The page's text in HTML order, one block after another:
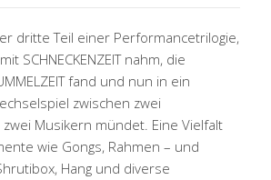
dritte Teil einer Performancetrilogie,
SCHNECKENZEIT nahm, die
fand und nun in ein
zwischen zwei
Musikern mündet. Eine Vielfalt
wie Gongs, Rahmen – und
Hang und diverse